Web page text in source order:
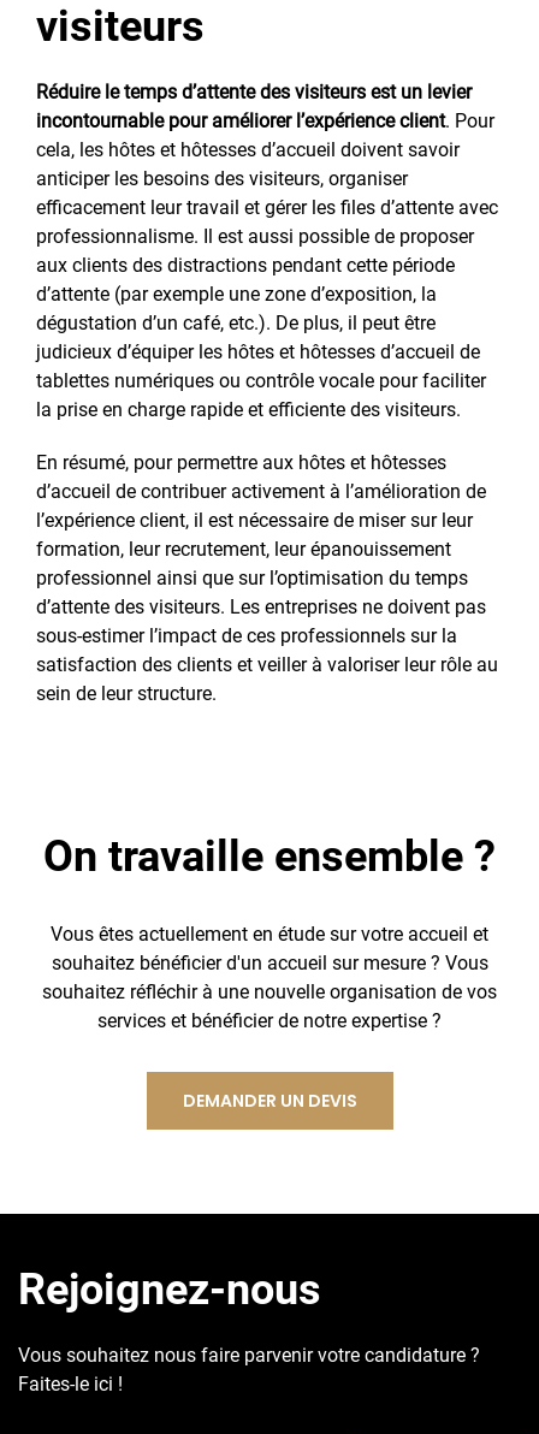
visiteurs
Réduire le temps d’attente des visiteurs est un levier
incontournable pour améliorer l’expérience client. Pour
cela, les hôtes et hôtesses d’accueil doivent savoir
anticiper les besoins des visiteurs, organiser
efficacement leur travail et gérer les files d’attente avec
professionnalisme. Il est aussi possible de proposer
aux clients des distractions pendant cette période
d’attente (par exemple une zone d’exposition, la
dégustation d’un café, etc.). De plus, il peut être
judicieux d’équiper les hôtes et hôtesses d’accueil de
tablettes numériques ou contrôle vocale pour faciliter
la prise en charge rapide et efficiente des visiteurs.
En résumé, pour permettre aux hôtes et hôtesses
d’accueil de contribuer activement à l’amélioration de
l’expérience client, il est nécessaire de miser sur leur
formation, leur recrutement, leur épanouissement
professionnel ainsi que sur l’optimisation du temps
d’attente des visiteurs. Les entreprises ne doivent pas
sous-estimer l’impact de ces professionnels sur la
satisfaction des clients et veiller à valoriser leur rôle au
sein de leur structure.
On travaille ensemble ?
Vous êtes actuellement en étude sur votre accueil et
souhaitez bénéficier d'un accueil sur mesure ? Vous
souhaitez réfléchir à une nouvelle organisation de vos
services et bénéficier de notre expertise ?
DEMANDER UN DEVIS
Rejoignez-nous
Vous souhaitez nous faire parvenir votre candidature ?
Faites-le ici !